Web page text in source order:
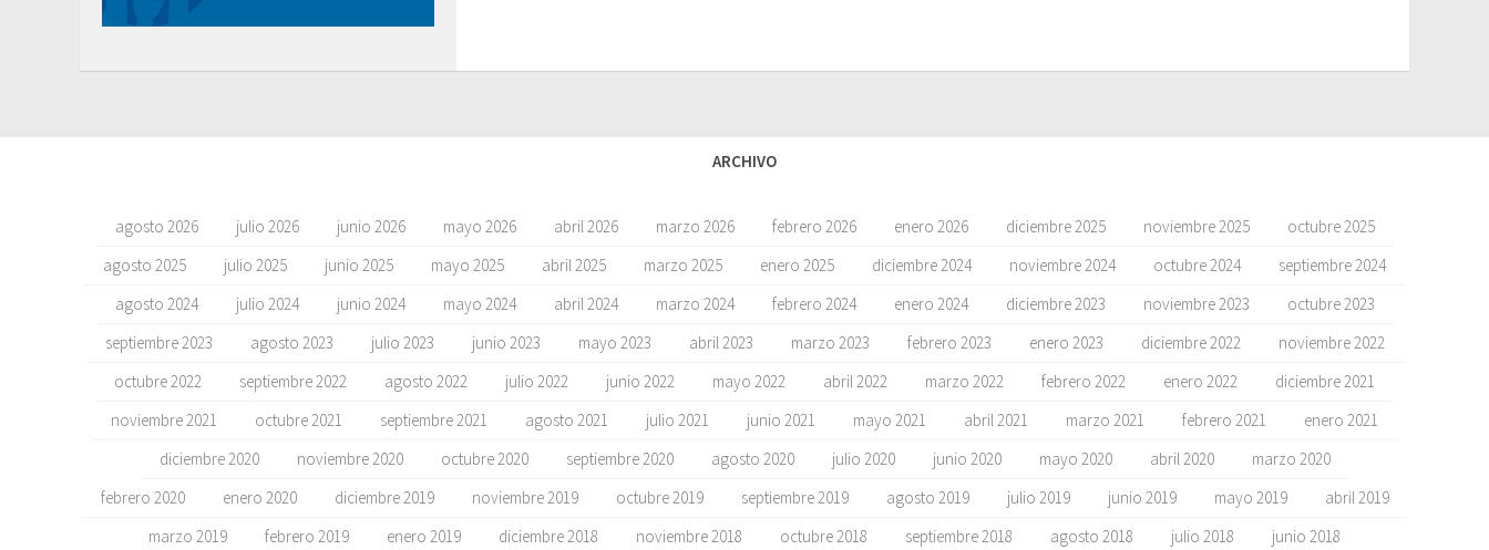
ARCHIVO
agosto 2026 julio 2026 junio 2026 mayo 2026 abril 2026 marzo 2026 febrero 2026 enero 2026 diciembre 2025 noviembre 2025
octubre 2025
agosto 2025
julio 2025 junio 2025 mayo 2025 abril 2025 marzo 2025 enero 2025 diciembre 2024 noviembre 2024 octubre 2024
septiembre 2024
agosto 2024
julio 2024 junio 2024 mayo 2024 abril 2024 marzo 2024 febrero 2024 enero 2024 diciembre 2023 noviembre 2023
octubre 2023
septiembre 2023
agosto 2023 julio 2023 junio 2023 mayo 2023 abril 2023 marzo 2023 febrero 2023 enero 2023 diciembre 2022
noviembre 2022
octubre 2022
septiembre 2022 agosto 2022 julio 2022 junio 2022 mayo 2022 abril 2022 marzo 2022 febrero 2022 enero 2022
diciembre 2021
noviembre 2021
octubre 2021 septiembre 2021 agosto 2021 julio 2021 junio 2021 mayo 2021 abril 2021 marzo 2021 febrero 2021
enero 2021
diciembre 2020
noviembre 2020 octubre 2020 septiembre 2020 agosto 2020 julio 2020 junio 2020 mayo 2020 abril 2020
marzo 2020
febrero 2020
enero 2020 diciembre 2019 noviembre 2019 octubre 2019 septiembre 2019 agosto 2019 julio 2019 junio 2019 mayo 2019
abril 2019
marzo 2019
febrero 2019 enero 2019 diciembre 2018 noviembre 2018 octubre 2018 septiembre 2018 agosto 2018 julio 2018 junio 2018